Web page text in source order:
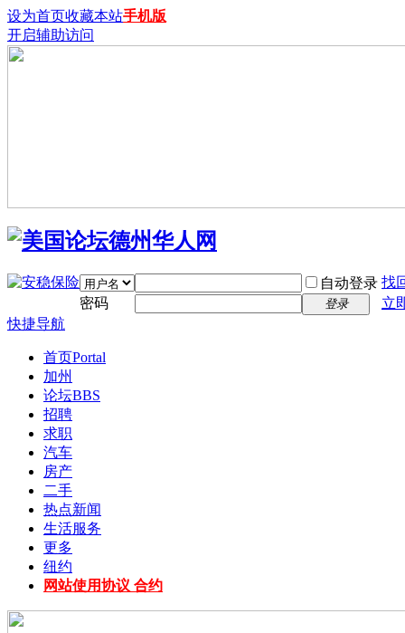
设为首页收藏本站手机版
开启辅助访问
自动登录 找
密码
登录
立
快捷导航
首页Portal
加州
论坛BBS
招聘
求职
汽车
房产
二手
热点新闻
生活服务
更多
纽约
网站使用协议 合约